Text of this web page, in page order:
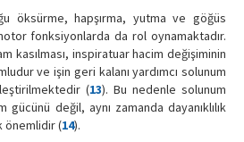
öksürme, hapşırma, yutma ve göğüs
fonksiyonlarda da rol oynamaktadır.
kasılması, inspiratuar hacim değişiminin
ve işin geri kalanı yardımcı solunum
(13). Bu nedenle solunum
gücünü değil, aynı zamanda dayanıklılık
önemlidir (14).